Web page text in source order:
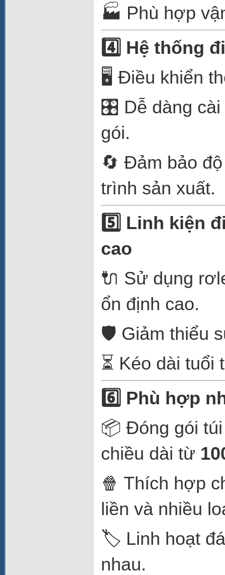
🏭 Phù hợp
4️ Hệ thống
🖥️ Điều khiển
🎛️ Dễ dàng cài
gói.
🔄 Đảm bảo
trình sản xuất.
5️ Linh kiện
cao
🔌 Sử dụng
ổn định cao.
🛡️ Giảm thiểu
⏳ Kéo dài
6️ Phù hợp
📦 Đóng gói
chiều dài từ
🍿 Thích hợp
liền và nhiều
🏷️ Linh hoạt
nhau.